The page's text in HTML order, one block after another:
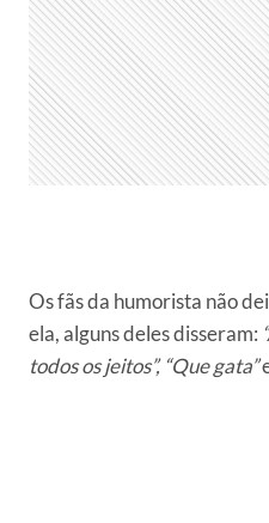
Os fãs da humorista não
ela, alguns deles disseram:
todos os jeitos”, “Que gata”